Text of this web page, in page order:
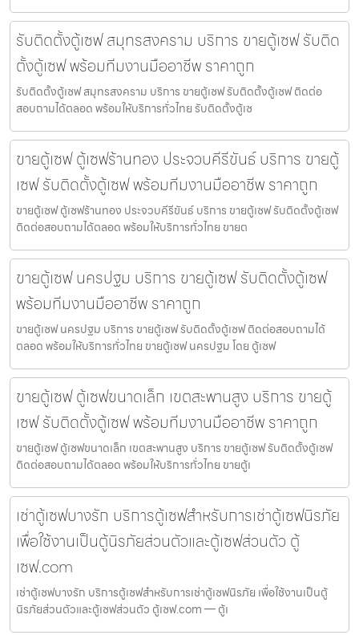
รับติดตั้งตู้เซฟ สมุทรสงคราม บริการ ขายตู้เซฟ รับติด
ตั้งตู้เซฟ พร้อมทีมงานมืออาชีพ ราคาถูก
รับติดตั้งตู้เซฟ สมุทรสงคราม บริการ ขายตู้เซฟ รับติดตั้งตู้เซฟ ติดต่อ
สอบถามได้ตลอด พร้อมให้บริการทั่วไทย รับติดตั้งตู้เซ
ขายตู้เซฟ ตู้เซฟร้านทอง ประจวบคีรีขันธ์ บริการ ขายตู้
เซฟ รับติดตั้งตู้เซฟ พร้อมทีมงานมืออาชีพ ราคาถูก
ขายตู้เซฟ ตู้เซฟร้านทอง ประจวบคีรีขันธ์ บริการ ขายตู้เซฟ รับติดตั้งตู้เซฟ
ติดต่อสอบถามได้ตลอด พร้อมให้บริการทั่วไทย ขายต
ขายตู้เซฟ นครปฐม บริการ ขายตู้เซฟ รับติดตั้งตู้เซฟ
พร้อมทีมงานมืออาชีพ ราคาถูก
ขายตู้เซฟ นครปฐม บริการ ขายตู้เซฟ รับติดตั้งตู้เซฟ ติดต่อสอบถามได้
ตลอด พร้อมให้บริการทั่วไทย ขายตู้เซฟ นครปฐม โดย ตู้เซฟ
ขายตู้เซฟ ตู้เซฟขนาดเล็ก เขตสะพานสูง บริการ ขายตู้
เซฟ รับติดตั้งตู้เซฟ พร้อมทีมงานมืออาชีพ ราคาถูก
ขายตู้เซฟ ตู้เซฟขนาดเล็ก เขตสะพานสูง บริการ ขายตู้เซฟ รับติดตั้งตู้เซฟ
ติดต่อสอบถามได้ตลอด พร้อมให้บริการทั่วไทย ขายตู้เ
เช่าตู้เซฟบางรัก บริการตู้เซฟสำหรับการเช่าตู้เซฟนิรภัย
เพื่อใช้งานเป็นตู้นิรภัยส่วนตัวและตู้เซฟส่วนตัว ตู้
เซฟ.com
เช่าตู้เซฟบางรัก บริการตู้เซฟสำหรับการเช่าตู้เซฟนิรภัย เพื่อใช้งานเป็นตู้
นิรภัยส่วนตัวและตู้เซฟส่วนตัว ตู้เซฟ.com — ตู้เ